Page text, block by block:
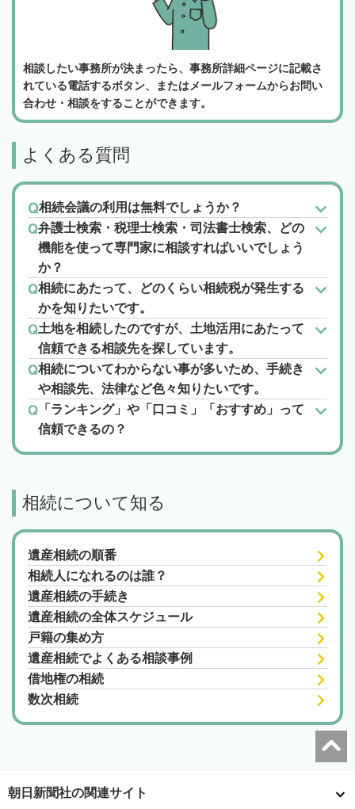
相談したい事務所が決まったら、事務所詳細ページに記載さ
れている電話するボタン、またはメールフォームからお問い
合わせ・相談をすることができます。
よくある質問
相続会議の利用は無料でしょうか？
弁護士検索・税理士検索・司法書士検索、どの
機能を使って専門家に相談すればいいでしょう
か？
相続にあたって、どのくらい相続税が発生する
かを知りたいです。
土地を相続したのですが、土地活用にあたって
信頼できる相談先を探しています。
相続についてわからない事が多いため、手続き
や相談先、法律など色々知りたいです。
「ランキング」や「口コミ」「おすすめ」って
信頼できるの？
相続について知る
遺産相続の順番
相続人になれるのは誰？
遺産相続の手続き
遺産相続の全体スケジュール
戸籍の集め方
遺産相続でよくある相談事例
借地権の相続
数次相続
朝日新聞社の関連サイト